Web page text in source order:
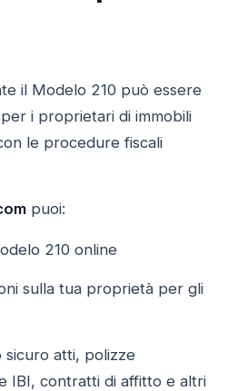
il Modelo 210 può essere
i proprietari di immobili
le procedure fiscali
puoi:
210 online
sulla tua proprietà per gli
sicuro atti, polizze
IBI, contratti di affitto e altri